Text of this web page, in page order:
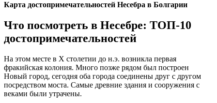
Карта достопримечательностей Несебра в Болгарии
Что посмотреть в Несебре: ТОП-10
достопримечательностей
На этом месте в X столетии до н.э. возникла первая
фракийская колония. Много позже рядом был построен
Новый город, сегодня оба города соединены друг с другом
посредством моста. Самые древние здания и сооружения с
веками были утрачены.